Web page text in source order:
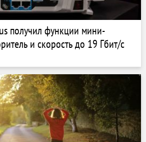
получил функции мини-
и скорость до 19 Гбит/с